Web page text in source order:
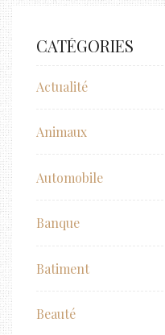
CATÉGORIES
Actualité
Animaux
Automobile
Banque
Batiment
Beauté